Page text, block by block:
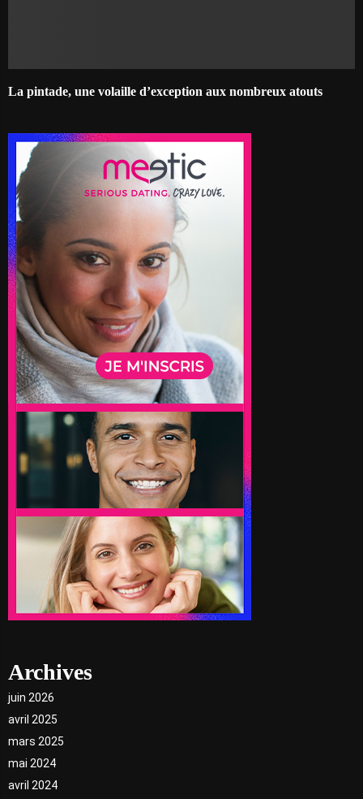
La pintade, une volaille d’exception aux nombreux atouts
Archives
juin 2026
avril 2025
mars 2025
mai 2024
avril 2024